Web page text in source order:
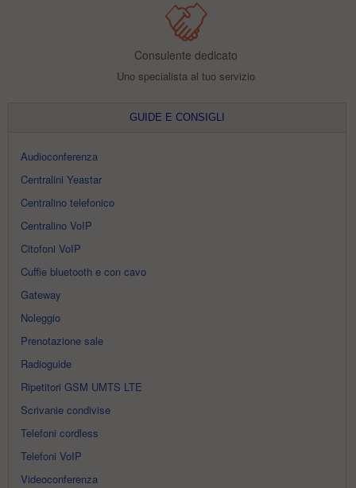
Consulente dedicato
Uno specialista al tuo servizio
GUIDE E CONSIGLI
Audioconferenza
Centralini Yeastar
Centralino telefonico
Centralino VoIP
Citofoni VoIP
Cuffie bluetooth e con cavo
Gateway
Noleggio
Prenotazione sale
Radioguide
Ripetitori GSM UMTS LTE
Scrivanie condivise
Telefoni cordless
Telefoni VoIP
Videoconferenza